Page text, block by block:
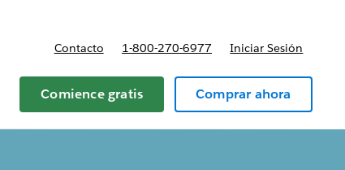
Contacto 1-800-270-6977 Iniciar Sesión
Comience gratis Comprar ahora